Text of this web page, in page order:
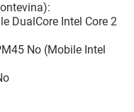
DualCore Intel Core 2
No (Mobile Intel